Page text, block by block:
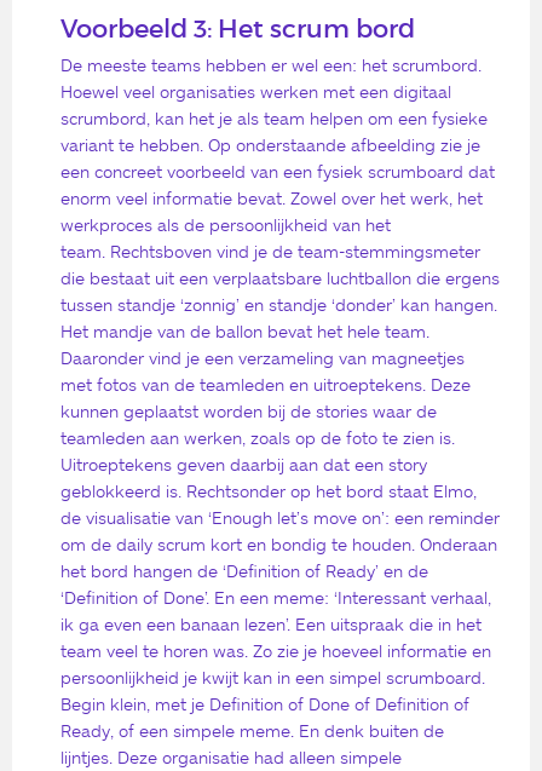
Voorbeeld 3: Het scrum bord
De meeste teams hebben er wel een: het scrumbord.
Hoewel veel organisaties werken met een digitaal
scrumbord, kan het je als team helpen om een fysieke
variant te hebben. Op onderstaande afbeelding zie je
een concreet voorbeeld van een fysiek scrumboard dat
enorm veel informatie bevat. Zowel over het werk, het
werkproces als de persoonlijkheid van het
team. Rechtsboven vind je de team-stemmingsmeter
die bestaat uit een verplaatsbare luchtballon die ergens
tussen standje ‘zonnig’ en standje ‘donder’ kan hangen.
Het mandje van de ballon bevat het hele team.
Daaronder vind je een verzameling van magneetjes
met fotos van de teamleden en uitroeptekens. Deze
kunnen geplaatst worden bij de stories waar de
teamleden aan werken, zoals op de foto te zien is.
Uitroeptekens geven daarbij aan dat een story
geblokkeerd is. Rechtsonder op het bord staat Elmo,
de visualisatie van ‘Enough let’s move on’: een reminder
om de daily scrum kort en bondig te houden. Onderaan
het bord hangen de ‘Definition of Ready’ en de
‘Definition of Done’. En een meme: ‘Interessant verhaal,
ik ga even een banaan lezen’. Een uitspraak die in het
team veel te horen was. Zo zie je hoeveel informatie en
persoonlijkheid je kwijt kan in een simpel scrumboard.
Begin klein, met je Definition of Done of Definition of
Ready, of een simpele meme. En denk buiten de
lijntjes. Deze organisatie had alleen simpele